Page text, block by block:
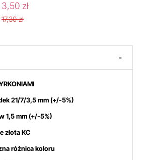
3,50 zł
17,30 zł
-
21/7/3,5 mm(+/-5%)
1,5 mm (+/-5%)
złota KC
różnica koloru